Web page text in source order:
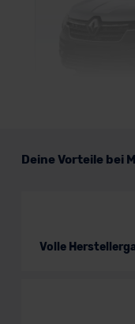
Deine Vorteile bei
Volle